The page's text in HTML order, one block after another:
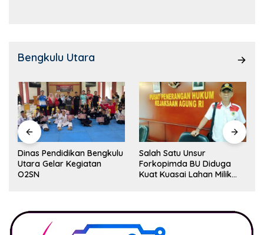
Bengkulu Utara
Dinas Pendidikan Bengkulu
Utara Gelar Kegiatan
O2SN
Salah Satu Unsur
Forkopimda BU Diduga
Kuat Kuasai Lahan Milik